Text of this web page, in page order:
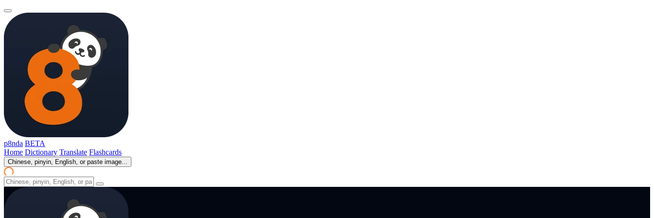
p8nda BETA
Home Dictionary Translate Flashcards
Chinese, pinyin, English, or paste image...